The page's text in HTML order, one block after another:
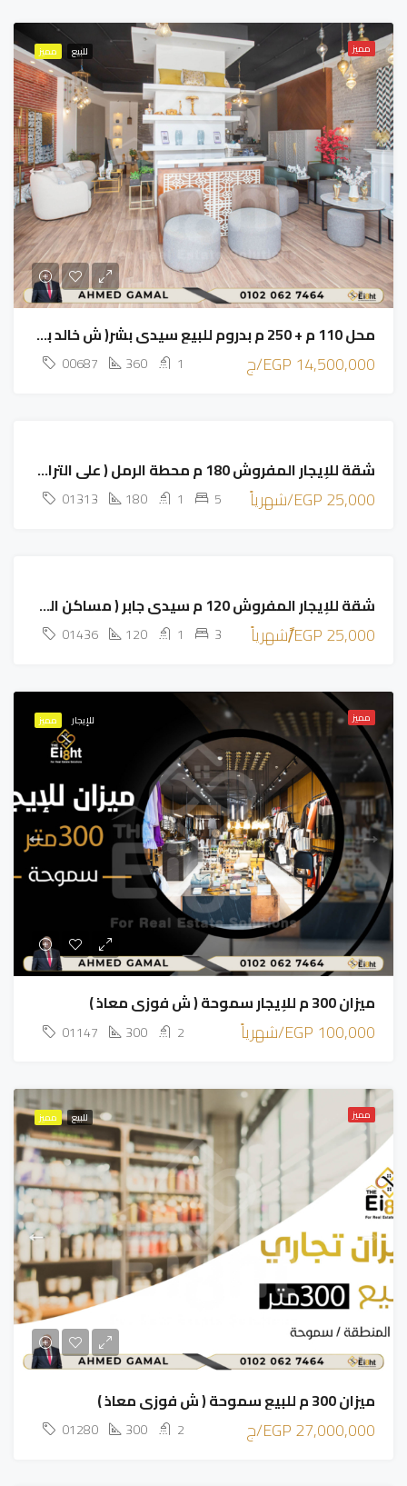
مميز للبيع مميز
محل 110 م + 250 م بدروم للبيع سيدي بشر( ش خالد بن الوليد
14,500,000 EGP/ج 1
360
00687
مميز
شقة للإيجار المفروش 180 م محطة الرمل ( علي الترام مباشرة )
25,000 EGP/شهرياً 5
1
180
01313
مميز
شقة للإيجار المفروش 120 م سيدي جابر ( مساكن الظباط )
25,000 EGP/ًشهرياً 3
1
120
01436
مميز للإيجار مميز
ميزان 300 م للإيجار سموحة ( ش فوزي معاذ )
100,000 EGP/شهرياً 2
300
01147
مميز للبيع مميز
ميزان 300 م للبيع سموحة ( ش فوزي معاذ )
27,000,000 EGP/ج 2
300
01280